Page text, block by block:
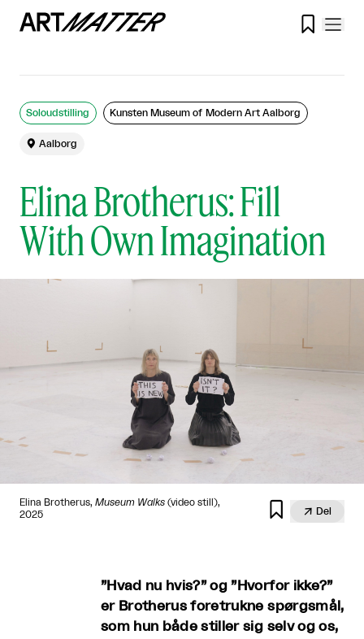

Elina Brotherus: Fill
With Own Imagination
Soloudstilling Kunsten Museum of Modern Art Aalborg
 Aalborg
Elina Brotherus, Museum Walks (video still),
2025
  Del
”Hvad nu hvis?” og ”Hvorfor ikke?”
er Brotherus foretrukne spørgsmål,
som hun både stiller sig selv og os,